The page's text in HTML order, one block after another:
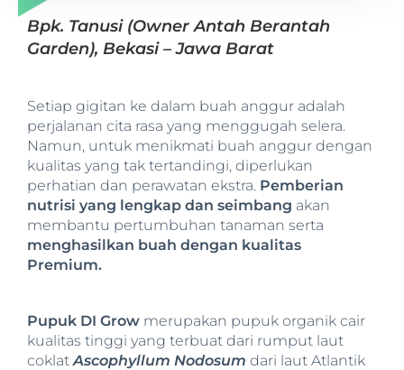
Bpk. Tanusi (Owner Antah Berantah
Garden), Bekasi – Jawa Barat
Setiap gigitan ke dalam buah anggur adalah
perjalanan cita rasa yang menggugah selera.
Namun, untuk menikmati buah anggur dengan
kualitas yang tak tertandingi, diperlukan
perhatian dan perawatan ekstra. Pemberian
nutrisi yang lengkap dan seimbang akan
membantu pertumbuhan tanaman serta
menghasilkan buah dengan kualitas
Premium.
Pupuk DI Grow merupakan pupuk organik cair
kualitas tinggi yang terbuat dari rumput laut
coklatAscophyllum Nodosum dari laut Atlantik